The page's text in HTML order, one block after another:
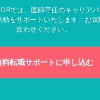
では、医師専任のキャリア
動をサポートいたします。お
合わせください。
料転職サポートに申し込む